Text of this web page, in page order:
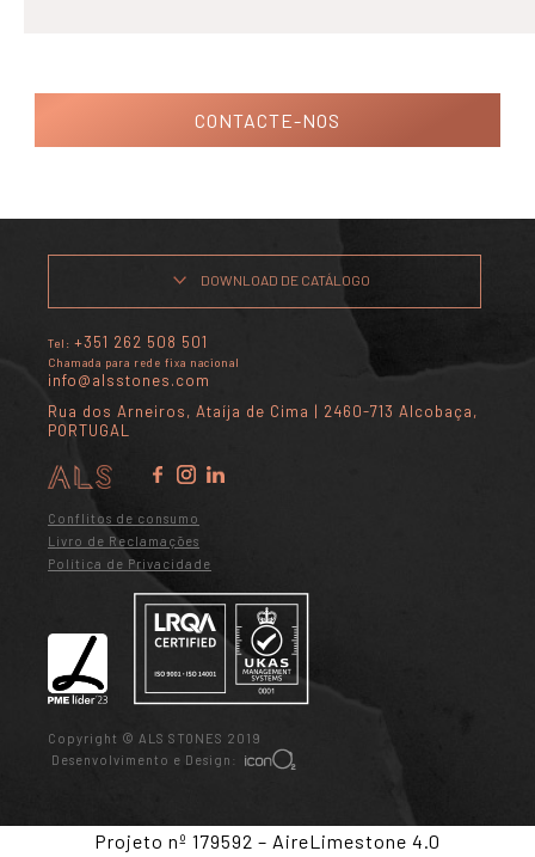
CONTACTE-NOS
DOWNLOAD DE CATÁLOGO
Tel: +351 262 508 501
Chamada para rede fixa nacional
info@alsstones.com
Rua dos Arneiros, Ataíja de Cima | 2460-713 Alcobaça,
PORTUGAL
Conflitos de consumo
Livro de Reclamações
Política de Privacidade
Copyright © ALS STONES 2019
Desenvolvimento e Design:
Projeto nº 179592 – AireLimestone 4.0